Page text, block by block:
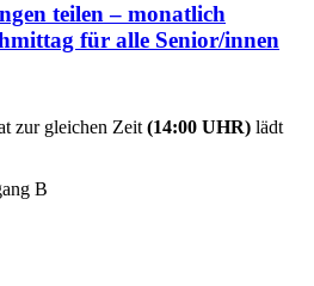
teilen – monatlich
für alle Senior/innen
zur gleichen Zeit (14:00 UHR) lädt
B